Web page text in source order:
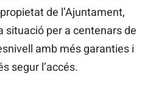
de l’Ajuntament,
situació per a centenars de
amb més garanties i
segur l’accés.